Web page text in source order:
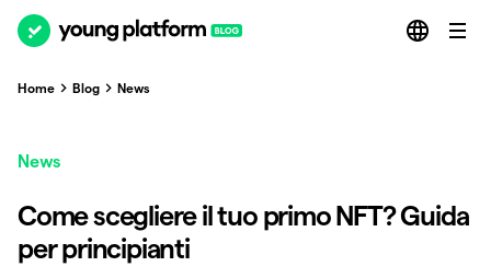
Home Blog News
News
Come scegliere il tuo primo NFT? Guida
per principianti